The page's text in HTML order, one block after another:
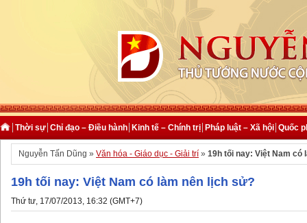
Thời sự Chỉ đạo – Điều hành Kinh tế – Chính trị Pháp luật – Xã hội Quốc
Nguyễn Tấn Dũng » Văn hóa - Giáo dục - Giải trí » 19h tối nay: Việt Nam có
19h tối nay: Việt Nam có làm nên lịch sử?
Thứ tư, 17/07/2013, 16:32 (GMT+7)